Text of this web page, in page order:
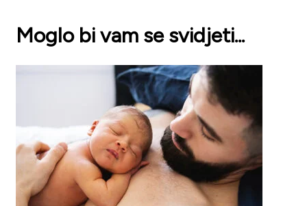
Moglo bi vam se svidjeti...